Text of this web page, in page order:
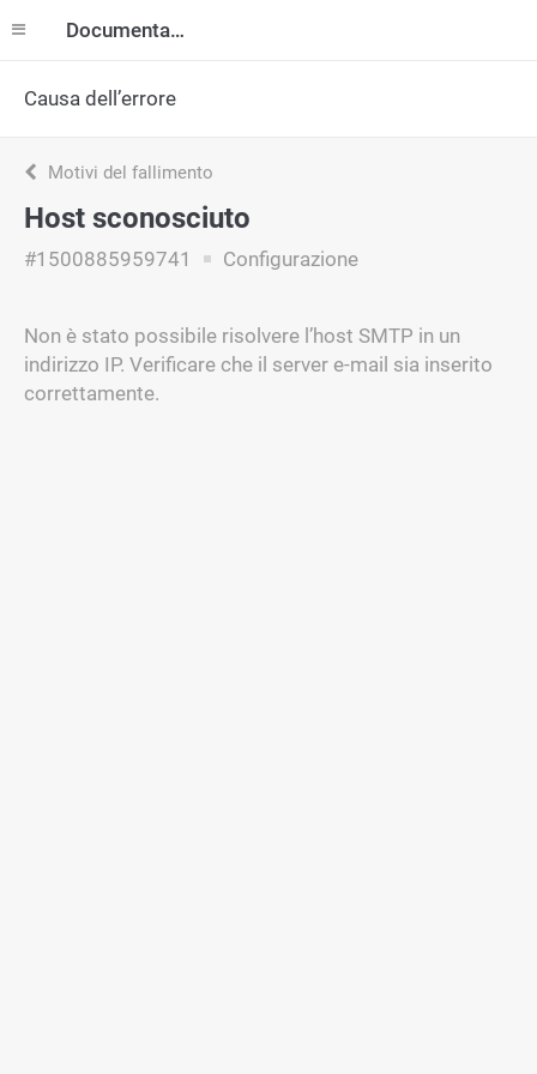
Documentazione
Causa dell’errore
Motivi del fallimento
Host sconosciuto
#1500885959741 Configurazione
Non è stato possibile risolvere l’host SMTP in un
indirizzo IP. Verificare che il server e-mail sia inserito
correttamente.